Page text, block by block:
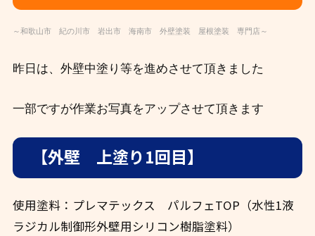
～和歌山市 紀の川市 岩出市 海南市 外壁塗装 屋根塗装 専門店～
昨日は、外壁中塗り等を進めさせて頂きました
一部ですが作業お写真をアップさせて頂きます
【外壁 上塗り1回目】
使用塗料：プレマテックス パルフェTOP（水性1液
ラジカル制御形外壁用シリコン樹脂塗料）